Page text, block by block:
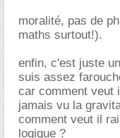
moralité, pas de
maths surtout!).
enfin, c'est juste
suis assez
car comment veut
jamais vu la
comment veut il
logique ?